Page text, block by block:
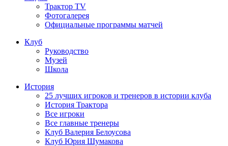
Трактор TV
Фотогалерея
Официальные программы матчей
Клуб
Руководство
Музей
Школа
История
25 лучших игроков и тренеров в истории клуба
История Трактора
Все игроки
Все главные тренеры
Клуб Валерия Белоусова
Клуб Юрия Шумакова